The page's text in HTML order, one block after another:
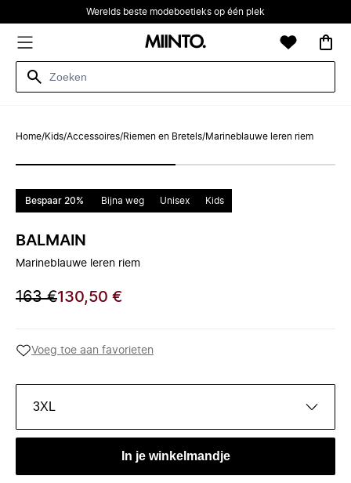
Werelds beste modeboetieks op één plek
Home/Kids/Accessoires/Riemen en Bretels/Marineblauwe leren riem
Bespaar 20% Bijna weg Unisex Kids
BALMAIN
Marineblauwe leren riem
163 €130,50 €
Voeg toe aan favorieten
3XL
In je winkelmandje